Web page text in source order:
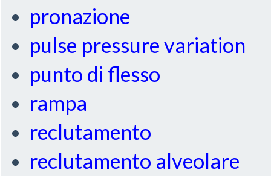
pronazione
pulse pressure variation
punto di flesso
rampa
reclutamento
reclutamento alveolare